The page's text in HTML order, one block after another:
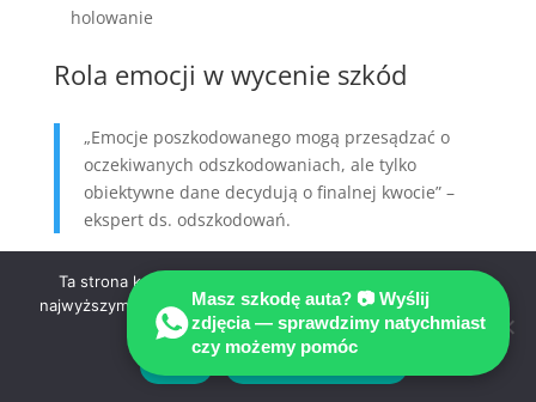
holowanie
Rola emocji w wycenie szkód
„Emocje poszkodowanego mogą przesądzać o
oczekiwanych odszkodowaniach, ale tylko
obiektywne dane decydują o finalnej kwocie” –
ekspert ds. odszkodowań.
Emocje, takie jak frustracja czy poczucie
niesprawiedliwości, wpływają na oczekiwania
finansowe.
Ekspert ds. odszkodowańtłumaczy te
subiektywne aspekty na obiektywne dane.
Masz szkodę auta? 📷 Wyślij
zdjęcia — sprawdzimy natychmiast
czy możemy pomóc
Ta strona korzysta z ciasteczek aby świadczyć usługi na
najwyższym poziomie. Dalsze korzystanie ze strony oznacza,
że zgadzasz się na ich użycie.